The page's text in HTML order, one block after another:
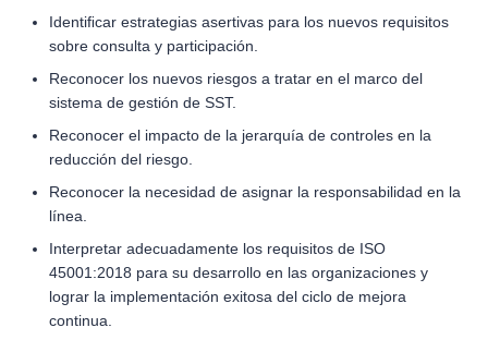
Identiﬁcar estrategias asertivas para los nuevos requisitos
sobre consulta y participación.
Reconocer los nuevos riesgos a tratar en el marco del
sistema de gestión de SST.
Reconocer el impacto de la jerarquía de controles en la
reducción del riesgo.
Reconocer la necesidad de asignar la responsabilidad en la
línea.
Interpretar adecuadamente los requisitos de ISO
45001:2018 para su desarrollo en las organizaciones y
lograr la implementación exitosa del ciclo de mejora
continua.